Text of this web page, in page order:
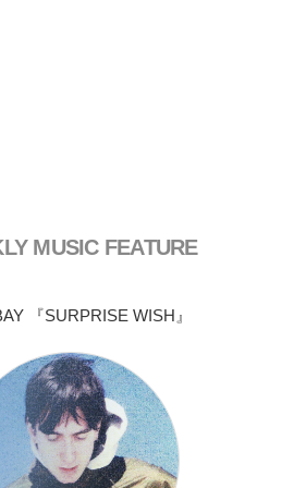
MUSIC FEATURE
『SURPRISE WISH』